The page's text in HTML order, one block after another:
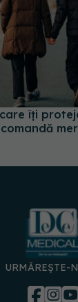
îți
URMĂREȘTE-
DESCARCĂ